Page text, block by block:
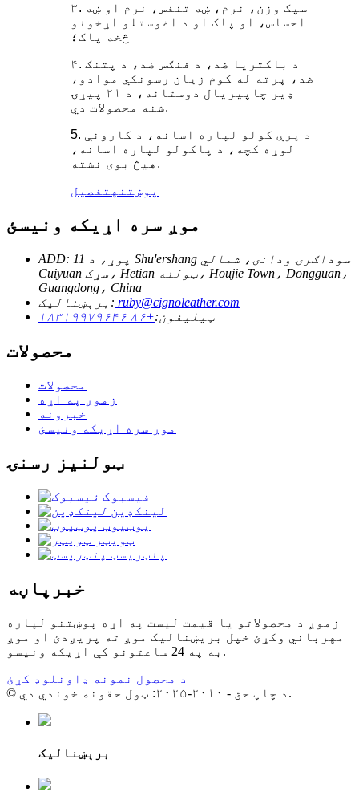
۳. سپک وزن، نرم، ښه تنفس، نرم او ښه
احساس، او پاک او د اغوستلو اړخونو
څخه پاک؛
۴. د باکتریا ضد، د فنګس ضد، د پتنګ
ضد، پرته له کوم زیان رسونکي موادو،
ډیر چاپیریال دوستانه، د ۲۱ پیړۍ
شنه محصولات دي.
5. د پرې کولو لپاره اسانه، د کارونې
لوړه کچه، د پاکولو لپاره اسانه،
هیڅ بوی نشته.
پوښتنهتفصیل
موږ سره اړیکه ونیسئ
ADD: 11 پوړ، د Shu'ershang سوداګرۍ ودانۍ، شمالي
Cuiyuan سړک، Hetian ټولنه، Houjie Town، Dongguan،
Guangdong، China
برېښنالیک: ruby@cignoleather.com
ټیلیفون:+۸۶ ۱۸۳۱۹۹۷۹۶۴۶
محصولات
محصولات
زموږ په اړه
خبرونه
موږ سره اړیکه ونیسئ
ټولنیز رسنۍ
فیسبوک
لینکډین
یوټیوب
ټویټر
پنټریسټ
خبرپاڼه
زموږ د محصولاتو یا قیمت لیست په اړه پوښتنو لپاره
مهرباني وکړئ خپل بریښنالیک موږ ته پریږدئ او موږ
به په 24 ساعتونو کې اړیکه ونیسو.
د محصول نمونه ډاونلوډ کړئ
© د چاپ حق - ۲۰۱۰-۲۰۲۵: ټول حقونه خوندي دي.
برېښنالیک